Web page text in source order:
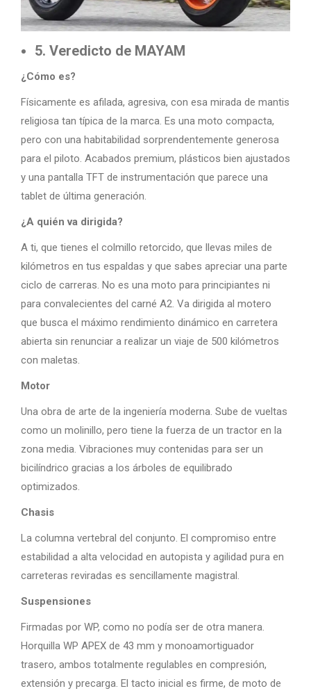
5. Veredicto de MAYAM
¿Cómo es?
Físicamente es afilada, agresiva, con esa mirada de mantis
religiosa tan típica de la marca. Es una moto compacta,
pero con una habitabilidad sorprendentemente generosa
para el piloto. Acabados premium, plásticos bien ajustados
y una pantalla TFT de instrumentación que parece una
tablet de última generación.
¿A quién va dirigida?
A ti, que tienes el colmillo retorcido, que llevas miles de
kilómetros en tus espaldas y que sabes apreciar una parte
ciclo de carreras. No es una moto para principiantes ni
para convalecientes del carné A2. Va dirigida al motero
que busca el máximo rendimiento dinámico en carretera
abierta sin renunciar a realizar un viaje de 500 kilómetros
con maletas.
Motor
Una obra de arte de la ingeniería moderna. Sube de vueltas
como un molinillo, pero tiene la fuerza de un tractor en la
zona media. Vibraciones muy contenidas para ser un
bicilíndrico gracias a los árboles de equilibrado
optimizados.
Chasis
La columna vertebral del conjunto. El compromiso entre
estabilidad a alta velocidad en autopista y agilidad pura en
carreteras reviradas es sencillamente magistral.
Suspensiones
Firmadas por WP, como no podía ser de otra manera.
Horquilla WP APEX de 43 mm y monoamortiguador
trasero, ambos totalmente regulables en compresión,
extensión y precarga. El tacto inicial es firme, de moto de